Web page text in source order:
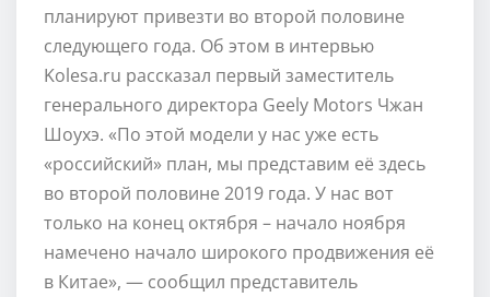
планируют привезти во второй половине
следующего года. Об этом в интервью
Kolesa.ru рассказал первый заместитель
генерального директора Geely Motors Чжан
Шоухэ. «По этой модели у нас уже есть
«российский» план, мы представим её здесь
во второй половине 2019 года. У нас вот
только на конец октября – начало ноября
намечено начало широкого продвижения её
в Китае», — сообщил представитель